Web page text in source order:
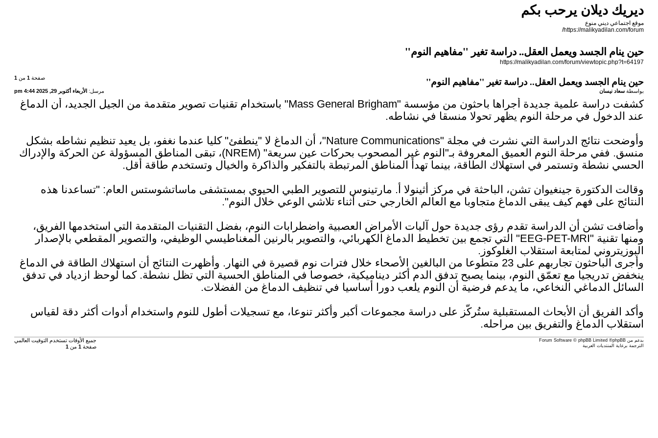
ديريك ديلان يرحب بكم
موقع اجتماعي ديني منوع
https://malikyadilan.com/forum/
حين ينام الجسد ويعمل العقل.. دراسة تغير "مفاهيم النوم"
https://malikyadilan.com/forum/viewtopic.php?t=64197
صفحة 1من 1 حين ينام الجسد ويعمل العقل.. دراسة تغير "مفاهيم النوم"
مرسل: الأربعاء أكتوبر 29, 2025 4:44 pm بواسطةسعاد نيسان
كشفت دراسة علمية جديدة أجراها باحثون من مؤسسة "Mass General Brigham" باستخدام تقنيات تصوير متقدمة من الجيل الجديد، أن الدماغ
عند الدخول في مرحلة النوم يظهر تحولا منسقا في نشاطه.
وأوضحت نتائج الدراسة التي نشرت في مجلة "Nature Communications"، أن الدماغ لا "ينطفئ" كليا عندما نغفو، بل يعيد تنظيم نشاطه بشكل
منسق. ففي مرحلة النوم العميق المعروفة بـ"النوم غير المصحوب بحركات عين سريعة" (NREM)، تبقى المناطق المسؤولة عن الحركة والإدراك
الحسي نشطة وتستمر في استهلاك الطاقة، بينما تهدأ المناطق المرتبطة بالتفكير والذاكرة والخيال وتستخدم طاقة أقل.
وقالت الدكتورة جينغيوان تشن، الباحثة في مركز أثينولا أ. مارتينوس للتصوير الطبي الحيوي بمستشفى ماساتشوستس العام: "تساعدنا هذه
النتائج على فهم كيف يبقى الدماغ متجاوبا مع العالم الخارجي حتى أثناء تلاشي الوعي خلال النوم".
وأضافت تشن أن الدراسة تقدم رؤى جديدة حول آليات الأمراض العصبية واضطرابات النوم، بفضل التقنيات المتقدمة التي استخدمها الفريق،
ومنها تقنية "EEG-PET-MRI" التي تجمع بين تخطيط الدماغ الكهربائي، والتصوير بالرنين المغناطيسي الوظيفي، والتصوير المقطعي بالإصدار
البوزيتروني لمتابعة استقلاب الغلوكوز.
وأجرى الباحثون تجاربهم على 23 متطوعا من البالغين الأصحاء خلال فترات نوم قصيرة في النهار. وأظهرت النتائج أن استهلاك الطاقة في الدماغ
ينخفض تدريجيا مع تعمّق النوم، بينما يصبح تدفق الدم أكثر ديناميكية، خصوصا في المناطق الحسية التي تظل نشطة. كما لوحظ ازدياد في تدفق
السائل الدماغي النخاعي، ما يدعم فرضية أن النوم يلعب دورا أساسيا في تنظيف الدماغ من الفضلات.
وأكد الفريق أن الأبحاث المستقبلية ستُركّز على دراسة مجموعات أكبر وأكثر تنوعا، مع تسجيلات أطول للنوم واستخدام أدوات أكثر دقة لقياس
استقلاب الدماغ والتفريق بين مراحله.
جميع الأوقات تستخدم
التوقيت العالمي
صفحة 1من 1
بدعم منphpBB
® Forum Software © phpBB Limited
الترجمة برعاية المنتديات العربية